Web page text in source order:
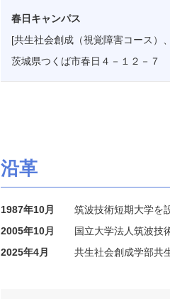
春日キャンパス
[共生社会創成（視覚障害コース）
茨城県つくば市春日４－１２－７
沿革
1987年10月
筑波技術短期大学を
2005年10月
国立大学法人筑波技
2025年4月
共生社会創成学部共